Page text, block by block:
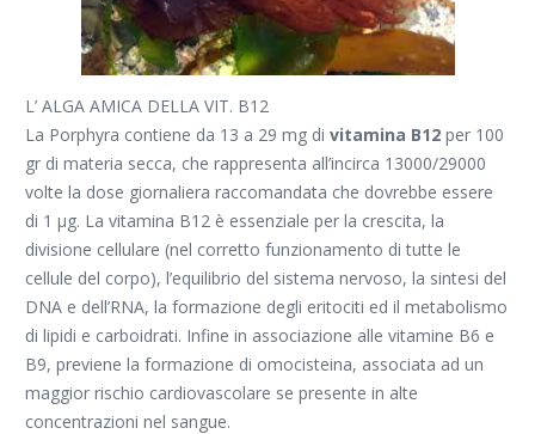
L’ ALGA AMICA DELLA VIT. B12
La Porphyra contiene da 13 a 29 mg di vitamina B12 per 100
gr di materia secca, che rappresenta all’incirca 13000/29000
volte la dose giornaliera raccomandata che dovrebbe essere
di 1 μg. La vitamina B12 è essenziale per la crescita, la
divisione cellulare (nel corretto funzionamento di tutte le
cellule del corpo), l’equilibrio del sistema nervoso, la sintesi del
DNA e dell’RNA, la formazione degli eritociti ed il metabolismo
di lipidi e carboidrati. Infine in associazione alle vitamine B6 e
B9, previene la formazione di omocisteina, associata ad un
maggior rischio cardiovascolare se presente in alte
concentrazioni nel sangue.